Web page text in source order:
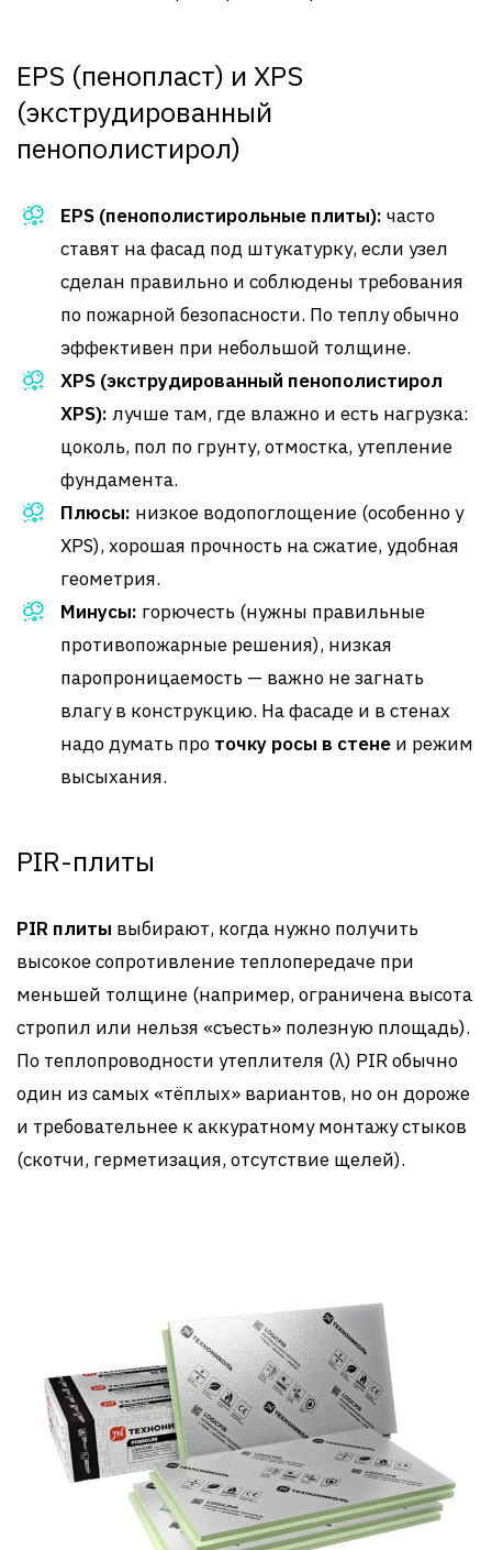
EPS (пенопласт) и XPS
(экструдированный
пенополистирол)
EPS (пенополистирольные плиты): часто
ставят на фасад под штукатурку, если узел
сделан правильно и соблюдены требования
по пожарной безопасности. По теплу обычно
эффективен при небольшой толщине.
XPS (экструдированный пенополистирол
XPS): лучше там, где влажно и есть нагрузка:
цоколь, пол по грунту, отмостка, утепление
фундамента.
Плюсы: низкое водопоглощение (особенно у
XPS), хорошая прочность на сжатие, удобная
геометрия.
Минусы: горючесть (нужны правильные
противопожарные решения), низкая
паропроницаемость — важно не загнать
влагу в конструкцию. На фасаде и в стенах
надо думать про точку росы в стене и режим
высыхания.
PIR-плиты
PIR плиты выбирают, когда нужно получить
высокое сопротивление теплопередаче при
меньшей толщине (например, ограничена высота
стропил или нельзя «съесть» полезную площадь).
По теплопроводности утеплителя (λ) PIR обычно
один из самых «тёплых» вариантов, но он дороже
и требовательнее к аккуратному монтажу стыков
(скотчи, герметизация, отсутствие щелей).